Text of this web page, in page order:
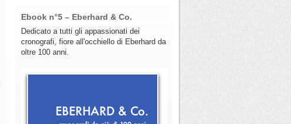
Ebook n°5 – Eberhard & Co.
Dedicato a tutti gli appassionati dei
cronografi, fiore all'occhiello di Eberhard da
oltre 100 anni.